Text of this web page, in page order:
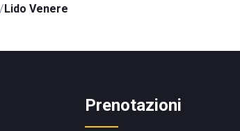
Lido Venere
Prenotazioni